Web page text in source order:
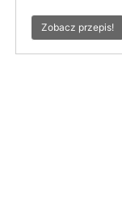
Zobacz przepis!